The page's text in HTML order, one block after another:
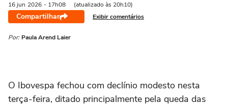
16 jun 2026 - 17h08 (atualizado às 20h10)
Compartilhar Exibir comentários
Por: Paula Arend Laier
O Ibovespa fechou com declínio modesto nesta
terça-feira, ditado principalmente ‌pela queda das